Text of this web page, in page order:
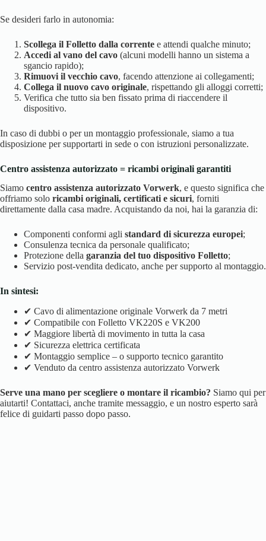
Se desideri farlo in autonomia:
Scollega il Folletto dalla corrente e attendi qualche minuto;
Accedi al vano del cavo (alcuni modelli hanno un sistema a
sgancio rapido);
Rimuovi il vecchio cavo, facendo attenzione ai collegamenti;
Collega il nuovo cavo originale, rispettando gli alloggi corretti;
Verifica che tutto sia ben fissato prima di riaccendere il
dispositivo.
In caso di dubbi o per un montaggio professionale, siamo a tua
disposizione per supportarti in sede o con istruzioni personalizzate.
Centro assistenza autorizzato = ricambi originali garantiti
Siamo centro assistenza autorizzato Vorwerk, e questo significa che
offriamo solo ricambi originali, certificati e sicuri, forniti
direttamente dalla casa madre. Acquistando da noi, hai la garanzia di:
Componenti conformi agli standard di sicurezza europei;
Consulenza tecnica da personale qualificato;
Protezione della garanzia del tuo dispositivo Folletto;
Servizio post-vendita dedicato, anche per supporto al montaggio.
In sintesi:
✔ Cavo di alimentazione originale Vorwerk da 7 metri
✔ Compatibile con Folletto VK220S e VK200
✔ Maggiore libertà di movimento in tutta la casa
✔ Sicurezza elettrica certificata
✔ Montaggio semplice – o supporto tecnico garantito
✔ Venduto da centro assistenza autorizzato Vorwerk
Serve una mano per scegliere o montare il ricambio? Siamo qui per
aiutarti! Contattaci, anche tramite messaggio, e un nostro esperto sarà
felice di guidarti passo dopo passo.